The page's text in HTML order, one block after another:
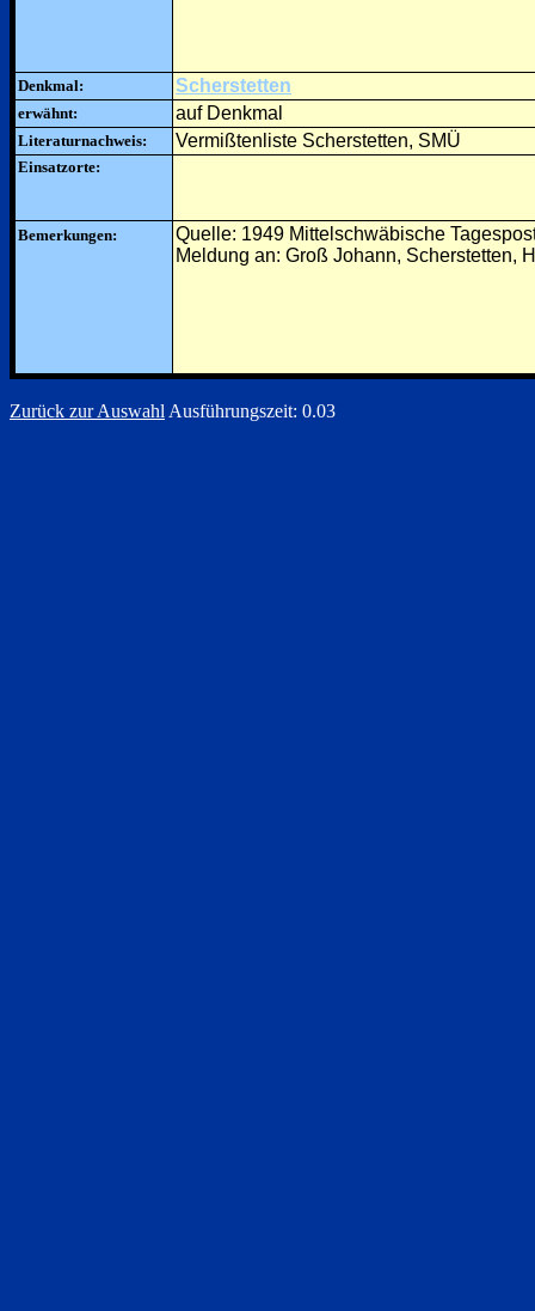
Denkmal: Scherstetten
erwähnt: auf Denkmal
Literaturnachweis: Vermißtenliste Scherstetten, SMÜ
Einsatzorte:
Bemerkungen:
Quelle: 1949 Mittelschwäbische
Meldung an: Groß Johann, Scherstetten,
Zurück zur Auswahl Ausführungszeit: 0.03